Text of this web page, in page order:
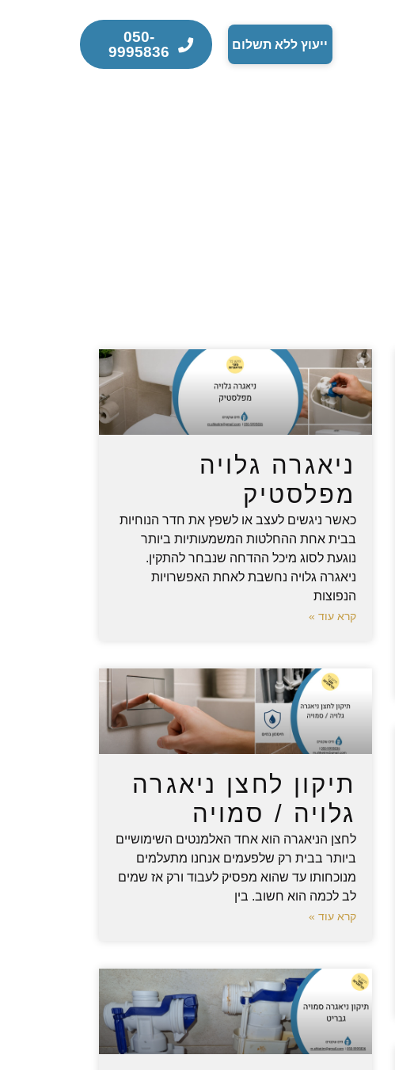
ייעוץ ללא תשלום
050-
9995836
ניאגרה גלויה
מפלסטיק
כאשר ניגשים לעצב או לשפץ את חדר הנוחיות
בבית אחת ההחלטות המשמעותיות ביותר
נוגעת לסוג מיכל ההדחה שנבחר להתקין.
ניאגרה גלויה נחשבת לאחת האפשרויות
הנפוצות
קרא עוד »
תיקון לחצן ניאגרה
גלויה / סמויה
לחצן הניאגרה הוא אחד האלמנטים השימושיים
ביותר בבית רק שלפעמים אנחנו מתעלמים
מנוכחותו עד שהוא מפסיק לעבוד ורק אז שמים
לב לכמה הוא חשוב. בין
קרא עוד »